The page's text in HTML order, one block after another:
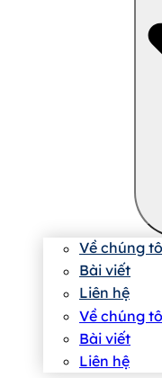
Về chúng
Bài viết
Liên hệ
Về chúng
Bài viết
Liên hệ